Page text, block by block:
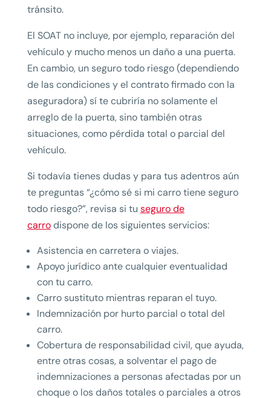
tránsito.
El SOAT no incluye, por ejemplo, reparación del
vehículo y mucho menos un daño a una puerta.
En cambio, un seguro todo riesgo (dependiendo
de las condiciones y el contrato firmado con la
aseguradora) sí te cubriría no solamente el
arreglo de la puerta, sino también otras
situaciones, como pérdida total o parcial del
vehículo.
Si todavía tienes dudas y para tus adentros aún
te preguntas “¿cómo sé si mi carro tiene seguro
todo riesgo?”, revisa si tu seguro de
carrodispone de los siguientes servicios:
Asistencia en carretera o viajes.
Apoyo jurídico ante cualquier eventualidad
con tu carro.
Carro sustituto mientras reparan el tuyo.
Indemnización por hurto parcial o total del
carro.
Cobertura de responsabilidad civil, que ayuda,
entre otras cosas, a solventar el pago de
indemnizaciones a personas afectadas por un
choque o los daños totales o parciales a otros